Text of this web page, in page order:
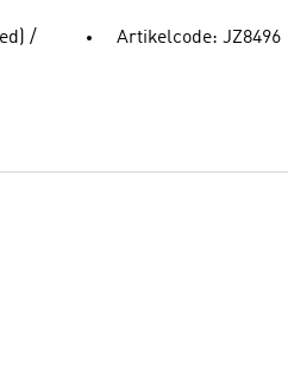
/
Artikelcode: JZ8496